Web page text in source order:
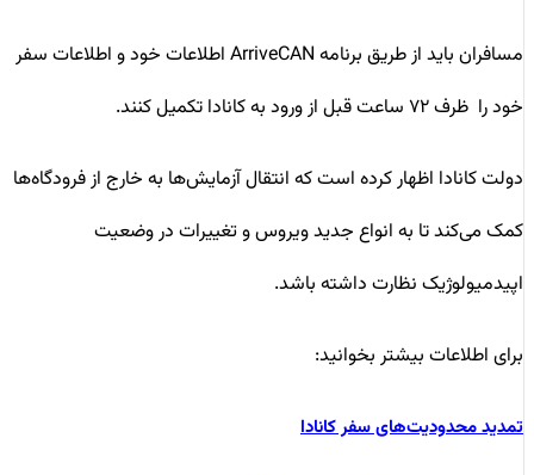
مسافران باید از طریق برنامه ArriveCAN اطلاعات خود و اطلاعات سفر
خود را ظرف ۷۲ ساعت قبل از ورود به کانادا تکمیل کنند.
دولت کانادا اظهار کرده است که انتقال آزمایش‌ها به خارج از فرودگاه‌ها
کمک می‌کند تا به انواع جدید ویروس و تغییرات در وضعیت
اپیدمیولوژیک نظارت داشته باشد.
برای اطلاعات بیشتر بخوانید:
تمدید محدودیت‌های سفر کانادا